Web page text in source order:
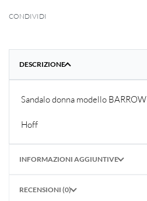
CONDIVIDI
DESCRIZIONE
Sandalo donna modello BARROW
Hoff
INFORMAZIONI AGGIUNTIVE
RECENSIONI (0)